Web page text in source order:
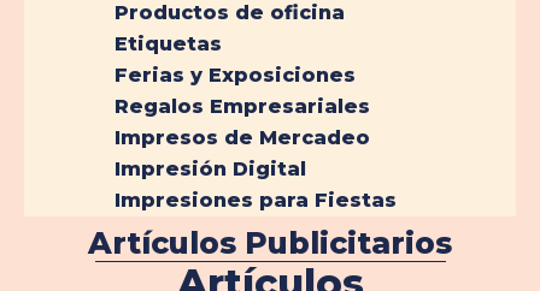
Productos de oficina
Etiquetas
Ferias y Exposiciones
Regalos Empresariales
Impresos de Mercadeo
Impresión Digital
Impresiones para Fiestas
Artículos Publicitarios